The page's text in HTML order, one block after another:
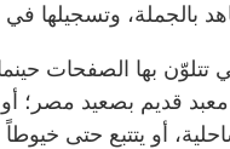
بالجملة، وتسجيلها في
تتلوّن بها الصفحات
قديم بصعيد مصر؛ أو
أو يتتبع حتى خيوطاً